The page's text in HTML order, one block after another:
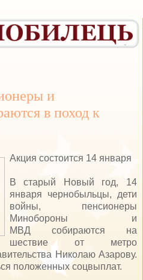
и
в поход к
Акция состоится 14 января
В старый Новый год, 14
января чернобыльцы, дети
войны, пенсионеры
Минобороны и
МВД собираются на
шествие от метро
Николаю Азарову.
положенных соцвыплат.